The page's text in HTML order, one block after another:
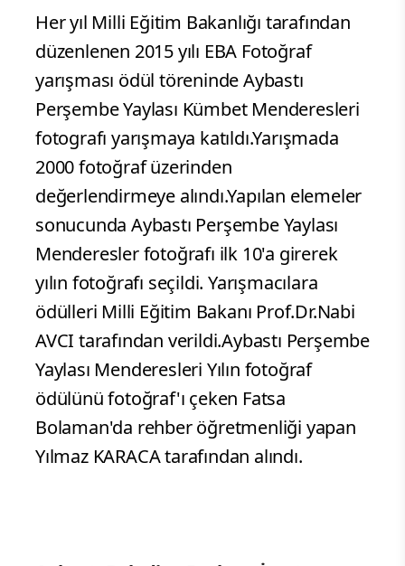
Her yıl Milli Eğitim Bakanlığı tarafından
düzenlenen 2015 yılı EBA Fotoğraf
yarışması ödül töreninde Aybastı
Perşembe Yaylası Kümbet Menderesleri
fotografı yarışmaya katıldı.Yarışmada
2000 fotoğraf üzerinden
değerlendirmeye alındı.Yapılan elemeler
sonucunda Aybastı Perşembe Yaylası
Menderesler fotoğrafı ilk 10'a girerek
yılın fotoğrafı seçildi. Yarışmacılara
ödülleri Milli Eğitim Bakanı Prof.Dr.Nabi
AVCI tarafından verildi.Aybastı Perşembe
Yaylası Menderesleri Yılın fotoğraf
ödülünü fotoğraf'ı çeken Fatsa
Bolaman'da rehber öğretmenliği yapan
Yılmaz KARACA tarafından alındı.